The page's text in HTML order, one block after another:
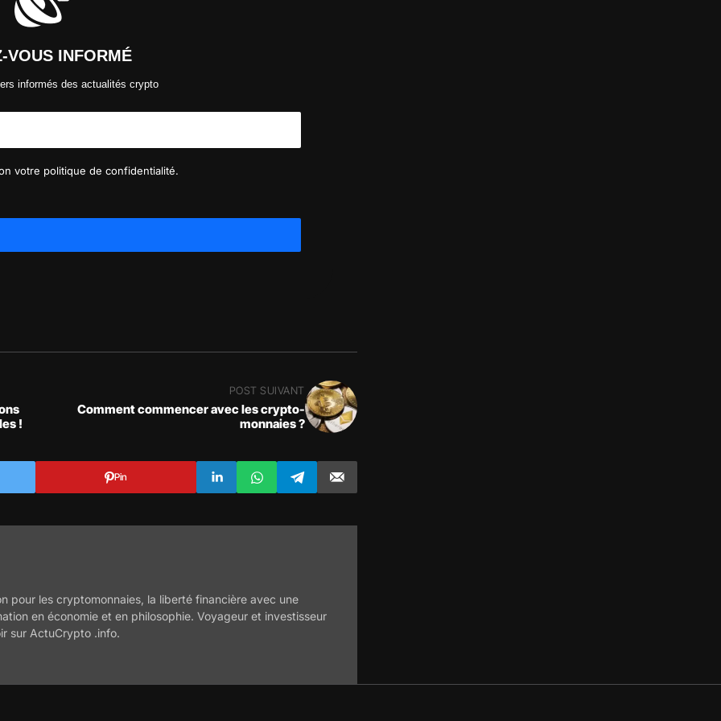
VOUS INFORMÉ
informés des actualités crypto
votre politique de confidentialité.
!
POST SUIVANT
Comment commencer avec les crypto-
monnaies ?
Pin
pour les cryptomonnaies, la liberté financière avec une
en économie et en philosophie. Voyageur et investisseur
sur ActuCrypto .info.